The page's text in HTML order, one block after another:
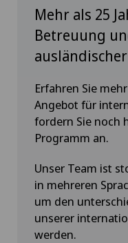
Mehr als 25
Betreuung
Erfahren Sie
Angebot für
fordern Sie noch
Programm an.
Unser Team ist
in mehreren
um den
unserer
werden.